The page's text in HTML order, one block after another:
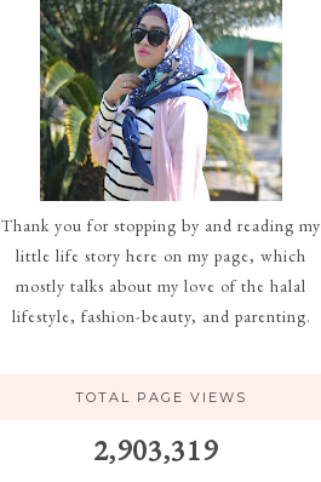
Thank you for stopping by and reading my
little life story here on my page, which
mostly talks about my love of the halal
lifestyle, fashion-beauty, and parenting.
TOTAL PAGE VIEWS
2,903,319